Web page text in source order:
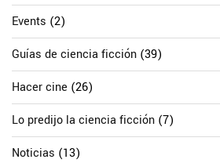
Events (2)
Guías de ciencia ficción (39)
Hacer cine (26)
Lo predijo la ciencia ficción (7)
Noticias (13)